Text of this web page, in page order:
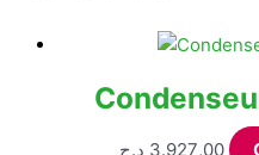
plus
au
3.927,00 د.ج